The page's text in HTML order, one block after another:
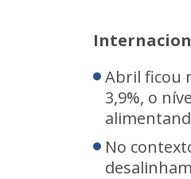
Abril ficou
3,9%, o
No